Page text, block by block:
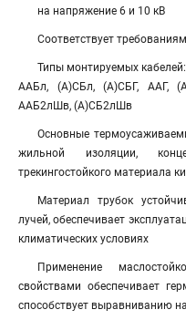
на напряжение 6 и 10 кВ
Соответствует
Типы монтируемых кабелей:
ААБл, (А)СБл, (А)СБГ, ААГ,
ААБ2лШв, (А)СБ2лШв
Основные
жильной изоляции,
трекингостойкого материала
Материал трубок
лучей, обеспечивает
климатических условиях
Применение
свойствами обеспечивает
способствует выравниванию